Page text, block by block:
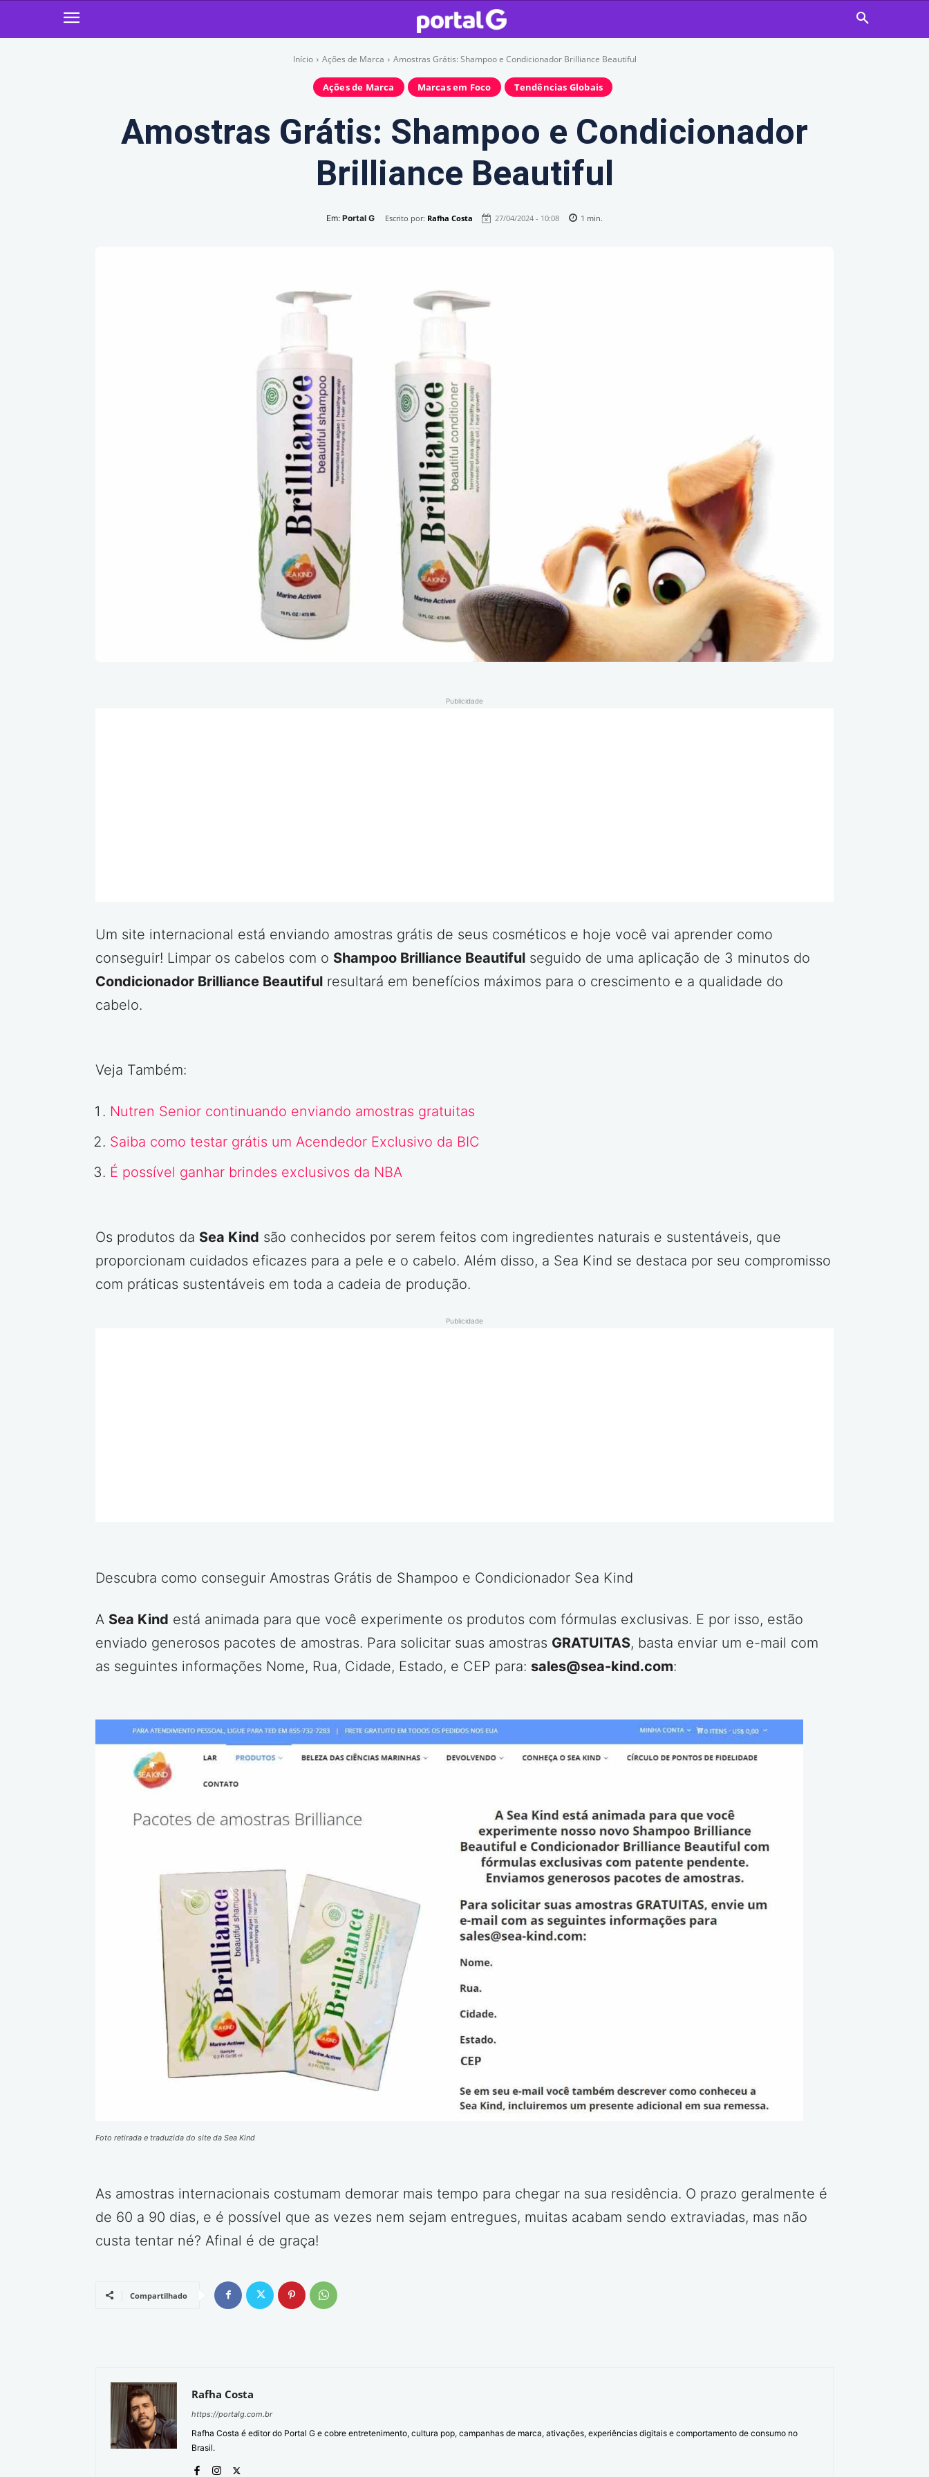
Início Ações de Marca Amostras Grátis: Shampoo e Condicionador Brilliance Beautiful
Ações de Marca Marcas em Foco Tendências Globais
Amostras Grátis: Shampoo e Condicionador
Brilliance Beautiful
Em: Portal G Escrito por: Rafha Costa 27/04/2024 - 10:08 1 min.
Publicidade
Um site internacional está enviando amostras grátis de seus cosméticos e hoje você vai aprender como
conseguir! Limpar os cabelos com o Shampoo Brilliance Beautiful seguido de uma aplicação de 3 minutos do
Condicionador Brilliance Beautiful resultará em benefícios máximos para o crescimento e a qualidade do
cabelo.
Veja Também:
Nutren Senior continuando enviando amostras gratuitas
Saiba como testar grátis um Acendedor Exclusivo da BIC
É possível ganhar brindes exclusivos da NBA
Os produtos da Sea Kind são conhecidos por serem feitos com ingredientes naturais e sustentáveis, que
proporcionam cuidados eficazes para a pele e o cabelo. Além disso, a Sea Kind se destaca por seu compromisso
com práticas sustentáveis em toda a cadeia de produção.
Publicidade
Descubra como conseguir Amostras Grátis de Shampoo e Condicionador Sea Kind
A Sea Kind está animada para que você experimente os produtos com fórmulas exclusivas. E por isso, estão
enviado generosos pacotes de amostras. Para solicitar suas amostras GRATUITAS, basta enviar um e-mail com
as seguintes informações Nome, Rua, Cidade, Estado, e CEP para: sales@sea-kind.com:
Foto retirada e traduzida do site da Sea Kind
As amostras internacionais costumam demorar mais tempo para chegar na sua residência. O prazo geralmente é
de 60 a 90 dias, e é possível que as vezes nem sejam entregues, muitas acabam sendo extraviadas, mas não
custa tentar né? Afinal é de graça!
Compartilhado
Rafha Costa
https://portalg.com.br
Rafha Costa é editor do Portal G e cobre entretenimento, cultura pop, campanhas de marca, ativações, experiências digitais e comportamento de consumo no
Brasil.